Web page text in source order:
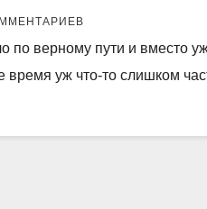
по верному пути и вместо
время уж что-то слишком